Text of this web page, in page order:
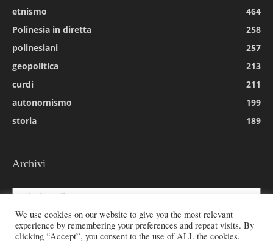
etnismo
464
Polinesia in diretta
258
polinesiani
257
geopolitica
213
curdi
211
autonomismo
199
storia
189
Archivi
Archivi
We use cookies on our website to give you the most relevant
experience by remembering your preferences and repeat visits. By
clicking “Accept”, you consent to the use of ALL the cookies.